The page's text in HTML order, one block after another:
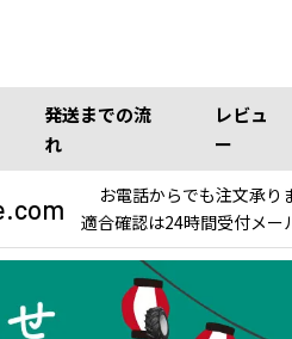
発送までの流
れ
レビュ
ー
お電話からでも注文承り
適合確認は24時間受付メー